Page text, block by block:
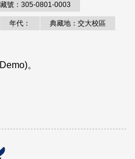
號：305-0801-0003
年代： 典藏地：交大校區
。